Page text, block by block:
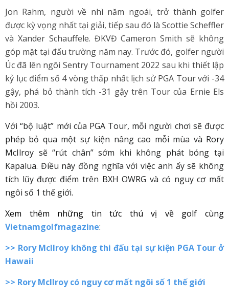
Jon Rahm, người về nhì năm ngoái, trở thành golfer
được kỳ vọng nhất tại giải, tiếp sau đó là Scottie Scheffler
và Xander Schauffele. ĐKVĐ Cameron Smith sẽ không
góp mặt tại đấu trường năm nay. Trước đó, golfer người
Úc đã lên ngôi Sentry Tournament 2022 sau khi thiết lập
kỷ lục điểm số 4 vòng thấp nhất lịch sử PGA Tour với -34
gậy, phá bỏ thành tích -31 gậy trên Tour của Ernie Els
hồi 2003.
Với “bộ luật” mới của PGA Tour, mỗi người chơi sẽ được
phép bỏ qua một sự kiện nâng cao mỗi mùa và Rory
McIlroy sẽ “rút chân” sớm khi không phát bóng tại
Kapalua. Điều này đồng nghĩa với việc anh ấy sẽ không
tích lũy được điểm trên BXH OWRG và có nguy cơ mất
ngôi số 1 thế giới.
Xem thêm những tin tức thú vị về golf cùng
Vietnamgolfmagazine:
>> Rory McIlroy không thi đấu tại sự kiện PGA Tour ở
Hawaii
>> Rory McIlroy có nguy cơ mất ngôi số 1 thế giới